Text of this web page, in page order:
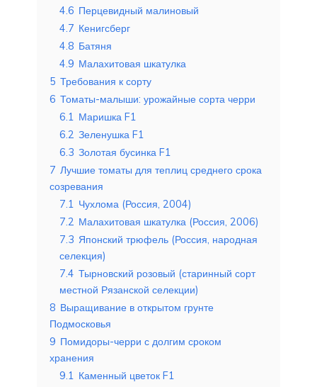
4.6 Перцевидный малиновый
4.7 Кенигсберг
4.8 Батяня
4.9 Малахитовая шкатулка
5 Требования к сорту
6 Томаты-малыши: урожайные сорта черри
6.1 Маришка F1
6.2 Зеленушка F1
6.3 Золотая бусинка F1
7 Лучшие томаты для теплиц среднего срока
созревания
7.1 Чухлома (Россия, 2004)
7.2 Малахитовая шкатулка (Россия, 2006)
7.3 Японский трюфель (Россия, народная
селекция)
7.4 Тырновский розовый (старинный сорт
местной Рязанской селекции)
8 Выращивание в открытом грунте
Подмосковья
9 Помидоры-черри с долгим сроком
хранения
9.1 Каменный цветок F1